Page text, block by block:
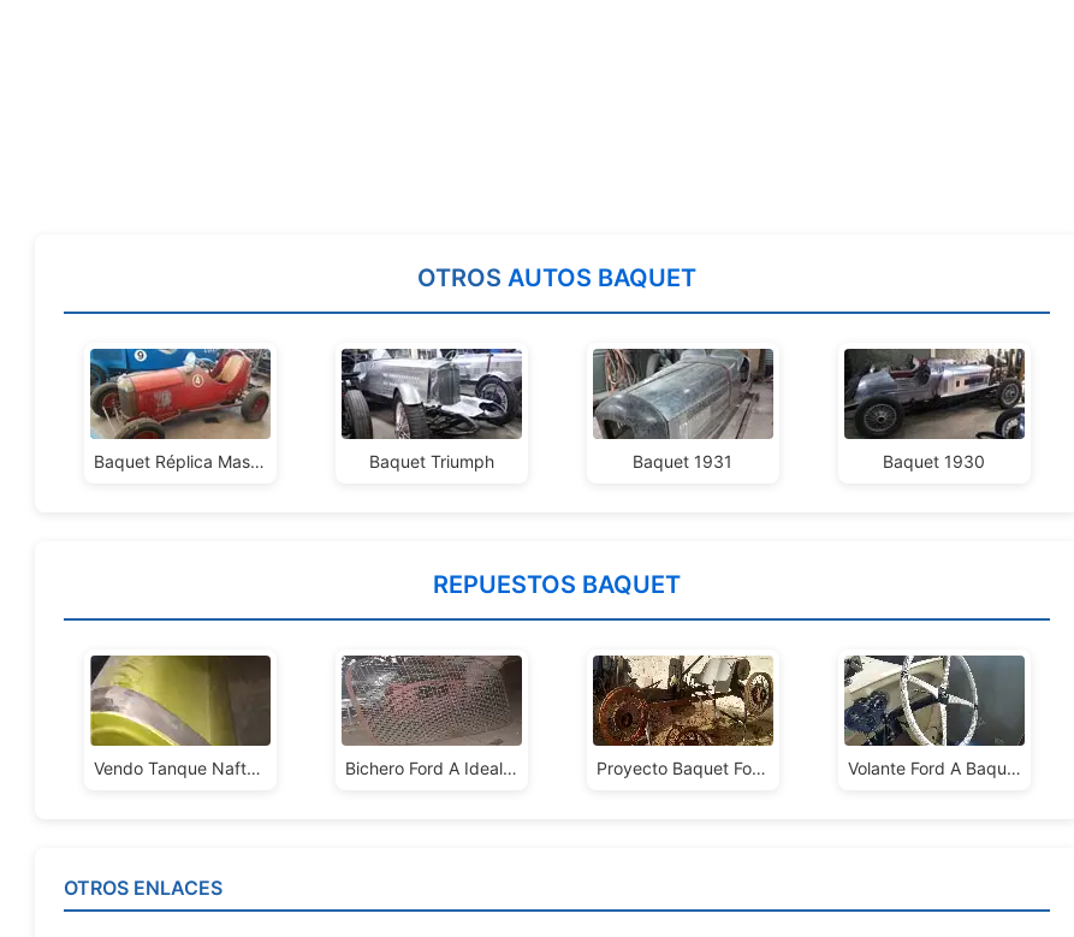
OTROS AUTOS BAQUET
Baquet Réplica Maseratti Baquet Triumph Baquet 1931 Baquet 1930
REPUESTOS BAQUET
Vendo Tanque Nafta Para Baquet Bichero Ford A Ideal Baquets O Auto Proyecto Baquet Ford T Volante Ford A Baquet
OTROS ENLACES